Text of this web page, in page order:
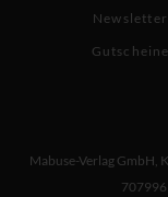
Newsletter
Gutscheine
Mabuse-Verlag GmbH,
707996